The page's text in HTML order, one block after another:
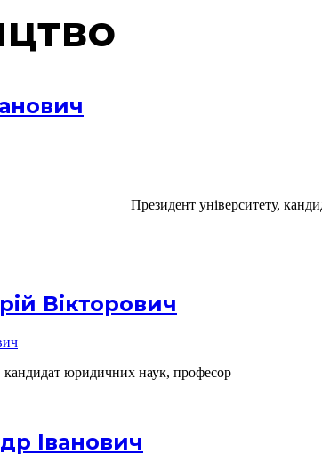
Президент університету,
Вікторович
кандидат юридичних наук, професор
Іванович